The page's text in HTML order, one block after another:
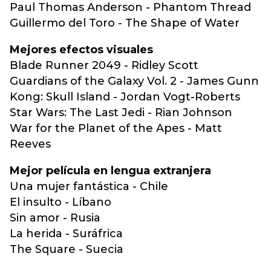
Paul Thomas Anderson - Phantom Thread
Guillermo del Toro - The Shape of Water
Mejores efectos visuales
Blade Runner 2049 - Ridley Scott
Guardians of the Galaxy Vol. 2 - James Gunn
Kong: Skull Island - Jordan Vogt-Roberts
Star Wars: The Last Jedi - Rian Johnson
War for the Planet of the Apes - Matt
Reeves
Mejor película en lengua extranjera
Una mujer fantástica - Chile
El insulto - Líbano
Sin amor - Rusia
La herida - Suráfrica
The Square - Suecia